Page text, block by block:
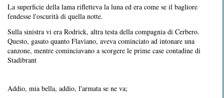
La superficie della lama rifletteva la luna ed era come se il bagliore
fendesse l'oscurità di quella notte.
Sulla sinistra vi era Rodrick, altra testa della compagnia di Cerbero.
Questo, gasato quanto Flaviano, aveva cominciato ad intonare una
canzone, mentre cominciavano a scorgere le prime case contadine di
Stadibrant
Addio, mia bella, addio, l'armata se ne va;